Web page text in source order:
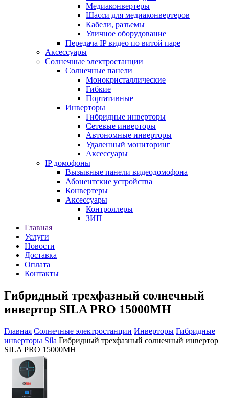
Медиаконвертеры
Шасси для медиаконвертеров
Кабели, разъемы
Уличное оборудование
Передача IP видео по витой паре
Аксессуары
Солнечные электростанции
Солнечные панели
Монокристаллические
Гибкие
Портативные
Инверторы
Гибридные инверторы
Сетевые инверторы
Автономные инверторы
Удаленный мониторинг
Аксессуары
IP домофоны
Вызывные панели видеодомофона
Абонентские устройства
Конвертеры
Аксессуары
Контроллеры
ЗИП
Главная
Услуги
Новости
Доставка
Оплата
Контакты
Гибридный трехфазный солнечный
инвертор SILA PRO 15000MH
Главная Солнечные электростанции Инверторы Гибридные
инверторы Sila Гибридный трехфазный солнечный инвертор
SILA PRO 15000MH